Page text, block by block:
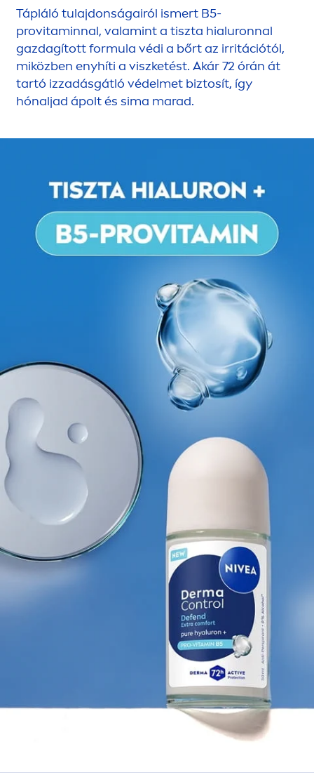
Tápláló tulajdonságairól ismert B5-
provitaminnal, valamint a tiszta hialuronnal
gazdagított formula védi a bőrt az irritációtól,
miközben enyhíti a viszketést. Akár 72 órán át
tartó izzadásgátló védelmet biztosít, így
hónaljad ápolt és sima marad.